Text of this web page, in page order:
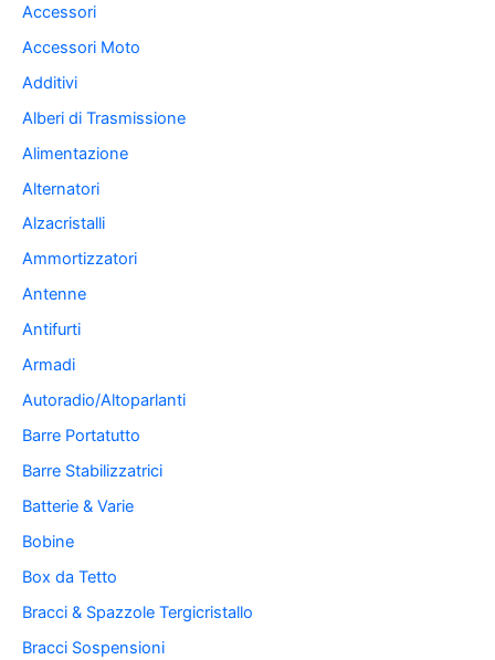
Accessori
Accessori Moto
Additivi
Alberi di Trasmissione
Alimentazione
Alternatori
Alzacristalli
Ammortizzatori
Antenne
Antifurti
Armadi
Autoradio/Altoparlanti
Barre Portatutto
Barre Stabilizzatrici
Batterie & Varie
Bobine
Box da Tetto
Bracci & Spazzole Tergicristallo
Bracci Sospensioni